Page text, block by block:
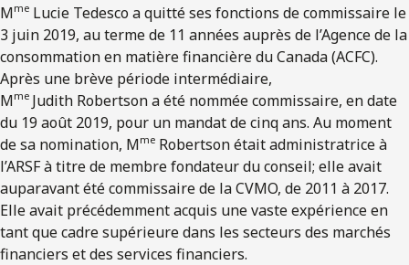
Mme Lucie Tedesco a quitté ses fonctions de commissaire le
3 juin 2019, au terme de 11 années auprès de l’Agence de la
consommation en matière financière du Canada (ACFC).
Après une brève période intermédiaire,
Mme Judith Robertson a été nommée commissaire, en date
du 19 août 2019, pour un mandat de cinq ans. Au moment
de sa nomination, Mme Robertson était administratrice à
l’ARSF à titre de membre fondateur du conseil; elle avait
auparavant été commissaire de la CVMO, de 2011 à 2017.
Elle avait précédemment acquis une vaste expérience en
tant que cadre supérieure dans les secteurs des marchés
financiers et des services financiers.